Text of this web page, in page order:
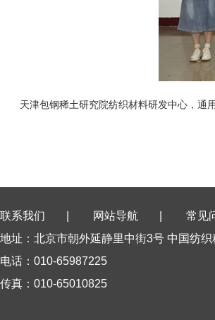
天津包钢稀土研究院纺织材料研发中心，通
联系我们 网站导航 常见
地址：北京市朝外延静里中街3号 中国纺织
电话：010-65987225
传真：010-65010825